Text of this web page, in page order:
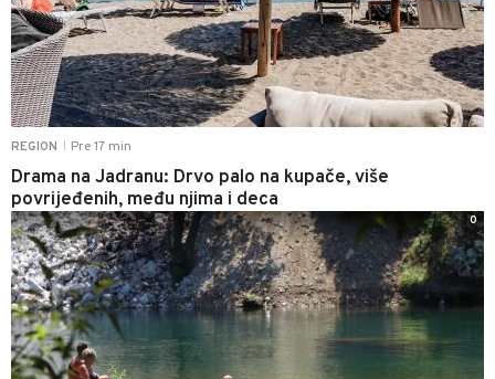
REGION Pre 17 min
Drama na Jadranu: Drvo palo na kupače, više
povrijeđenih, među njima i deca
0